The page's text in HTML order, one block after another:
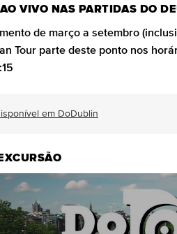
VIVO NAS PARTIDAS DO
de março a setembro
Tour parte deste ponto nos
em DoDublin